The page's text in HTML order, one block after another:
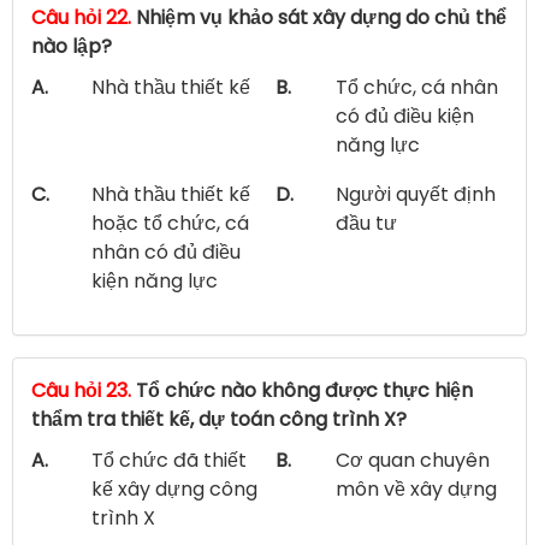
Câu hỏi 22. Nhiệm vụ khảo sát xây dựng do chủ thể
nào lập?
A.
Nhà thầu thiết kế B.
Tổ chức, cá nhân
có đủ điều kiện
năng lực
C.
Nhà thầu thiết kế
hoặc tổ chức, cá
nhân có đủ điều
kiện năng lực
D.
Người quyết định
đầu tư
Câu hỏi 23. Tổ chức nào không được thực hiện
thẩm tra thiết kế, dự toán công trình X?
A.
Tổ chức đã thiết
kế xây dựng công
trình X
B.
Cơ quan chuyên
môn về xây dựng